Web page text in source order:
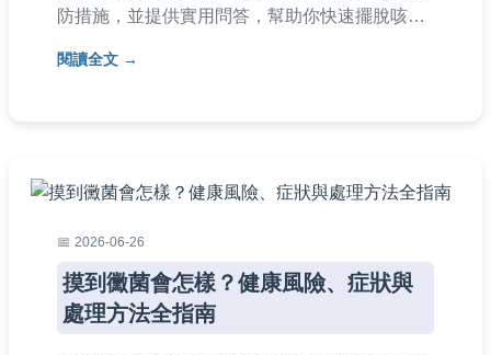
防措施，並提供實用問答，幫助你快速擺脫咳嗽
求，讓健康恢復更簡單。
閱讀全文
2026-06-26
摸到黴菌會怎樣？健康風險、症狀與
處理方法全指南